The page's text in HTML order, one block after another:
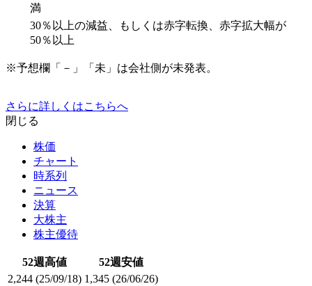
満
30％以上の減益、もしくは赤字転換、赤字拡大幅が
50％以上
※予想欄「－」「未」は会社側が未発表。
さらに詳しくはこちらへ
閉じる
株価
チャート
時系列
ニュース
決算
大株主
株主優待
52週高値
52週安値
2,244 (25/09/18) 1,345 (26/06/26)